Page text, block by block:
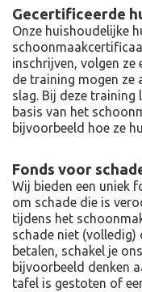
Gecertificeerde
Onze huishoudelijke
inschrijven, volgen ze
de training mogen ze
slag. Bij deze training
basis van het
bijvoorbeeld hoe ze
Fonds voor
Wij bieden een uniek
om schade die is
tijdens het
schade niet
betalen, schakel je
bijvoorbeeld denken
tafel is gestoten of